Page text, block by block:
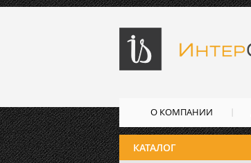
КАТАЛОГ
О КОМПАНИИ